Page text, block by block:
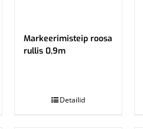
Markeerimisteip roosa
rullis 0,9m
Detailid